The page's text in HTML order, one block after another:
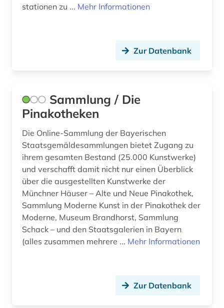
stationen zu ... Mehr Informationen
Zur Datenbank
Sammlung / Die
Pinakotheken
Die Online-Sammlung der Bayerischen
Staatsgemäldesammlungen bietet Zugang zu
ihrem gesamten Bestand (25.000 Kunstwerke)
und verschafft damit nicht nur einen Überblick
über die ausgestellten Kunstwerke der
Münchner Häuser – Alte und Neue Pinakothek,
Sammlung Moderne Kunst in der Pinakothek der
Moderne, Museum Brandhorst, Sammlung
Schack – und den Staatsgalerien in Bayern
(alles zusammen mehrere ... Mehr Informationen
Zur Datenbank